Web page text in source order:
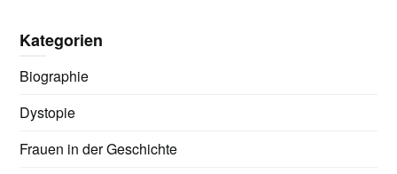
Kategorien
Biographie
Dystopie
Frauen in der Geschichte